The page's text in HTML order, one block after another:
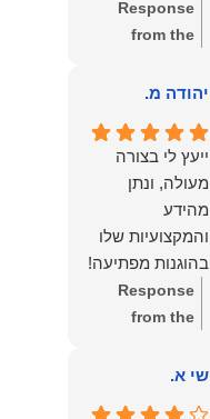
.ומקשיבות .אין לי
מילים להודות
העוצמות
.והצגת אמת
.תודה לכם תמיד
תשאירו לי אור
בעניים .
Response
from the
רבה על המילים
והחמות! כיף
גדול לשמוע
שהרגשת בידיים
טובות. בשביל
הצוות שלנו זה
שווה את הכל.
נשמח תמיד
לעמוד לרשותך!
משרד עורכי דין
ונוטריון
יהודה מ.
ייעץ לי בצורה
מעולה, ונתן
מהידע
והמקצועיות שלו
בהוגנות מפתיעה!
Response
from the
יהודה, תודה
שי א.